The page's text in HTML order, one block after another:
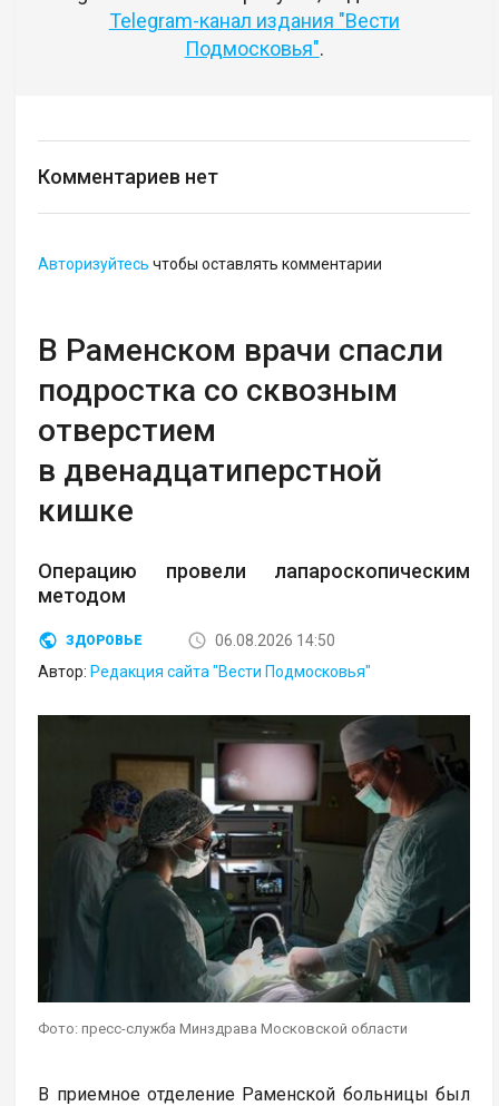
Telegram-канал издания "Вести
Подмосковья".
Комментариев нет
Авторизуйтесь чтобы оставлять комментарии
В Раменском врачи спасли
подростка со сквозным
отверстием
в двенадцатиперстной
кишке
Операцию провели лапароскопическим
методом
ЗДОРОВЬЕ
06.08.2026 14:50
Автор: Редакция сайта "Вести Подмосковья"
Фото: пресс-служба Минздрава Московской области
В приемное отделение Раменской больницы был